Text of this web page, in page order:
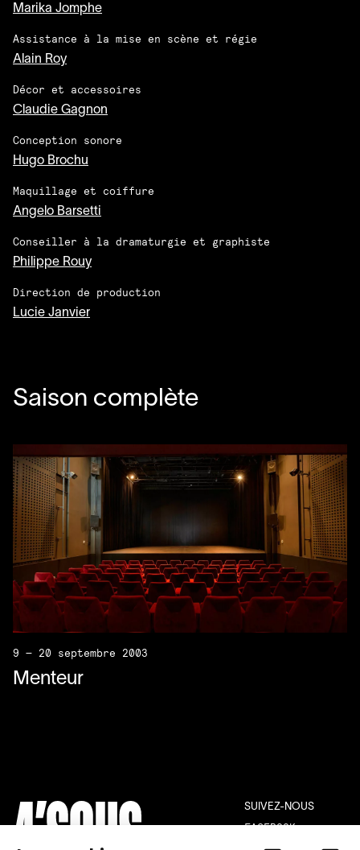
Marika Jomphe
Assistance à la mise en scène et régie
Alain Roy
Décor et accessoires
Claudie Gagnon
Conception sonore
Hugo Brochu
Maquillage et coiffure
Angelo Barsetti
Conseiller à la dramaturgie et graphiste
Philippe Rouy
Direction de production
Lucie Janvier
Saison complète
9 — 20 septembre 2003
Menteur
SUIVEZ-NOUS
FACEBOOK